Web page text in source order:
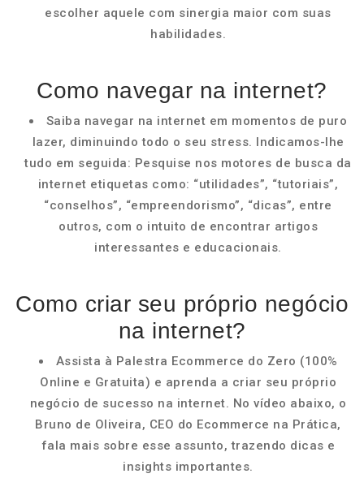
escolher aquele com sinergia maior com suas
habilidades.
Como navegar na internet?
Saiba navegar na internet em momentos de puro
lazer, diminuindo todo o seu stress. Indicamos-lhe
tudo em seguida: Pesquise nos motores de busca da
internet etiquetas como: “utilidades”, “tutoriais”,
“conselhos”, “empreendorismo”, “dicas”, entre
outros, com o intuito de encontrar artigos
interessantes e educacionais.
Como criar seu próprio negócio
na internet?
Assista à Palestra Ecommerce do Zero (100%
Online e Gratuita) e aprenda a criar seu próprio
negócio de sucesso na internet. No vídeo abaixo, o
Bruno de Oliveira, CEO do Ecommerce na Prática,
fala mais sobre esse assunto, trazendo dicas e
insights importantes.